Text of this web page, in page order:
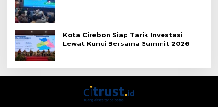
Kota Cirebon Siap Tarik Investasi
Lewat Kunci Bersama Summit 2026